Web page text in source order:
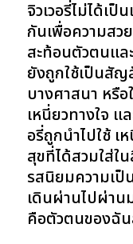
จิวเวอรี่ไม่ได้เ
กันเพื่อความสว
สะท้อนตัวตนแล
ยังถูกใช้เป็นสั
บางศาสนา หรือ
เหนี่ยวทางใจ แ
อรี่ถูกนำไปใช้ เ
สุขที่ได้สวมใส่ใ
รสนิยมความเ
เดินผ่านไปผ่าน
คือตัวตนของฉัน